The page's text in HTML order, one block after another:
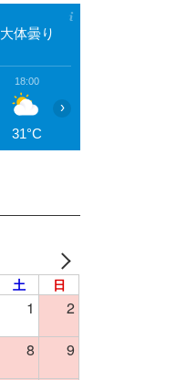
大体曇り
18:00
31°C
›
土 日
1 2
8 9